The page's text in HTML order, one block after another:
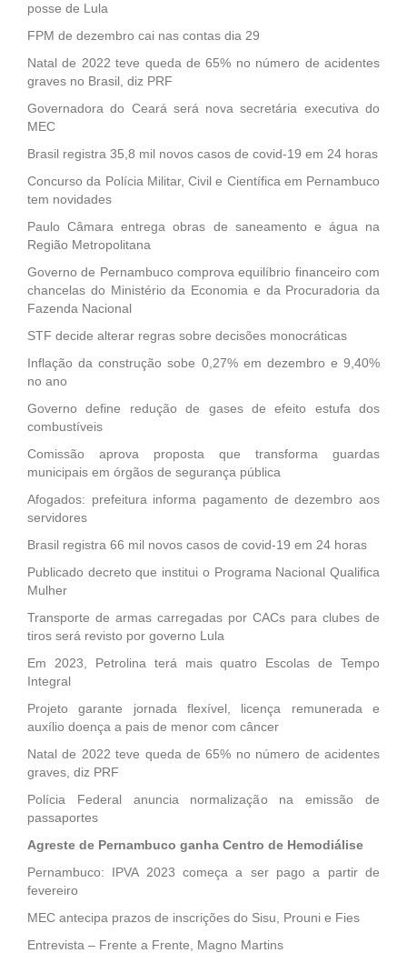
posse de Lula
FPM de dezembro cai nas contas dia 29
Natal de 2022 teve queda de 65% no número de acidentes
graves no Brasil, diz PRF
Governadora do Ceará será nova secretária executiva do
MEC
Brasil registra 35,8 mil novos casos de covid-19 em 24 horas
Concurso da Polícia Militar, Civil e Científica em Pernambuco
tem novidades
Paulo Câmara entrega obras de saneamento e água na
Região Metropolitana
Governo de Pernambuco comprova equilíbrio financeiro com
chancelas do Ministério da Economia e da Procuradoria da
Fazenda Nacional
STF decide alterar regras sobre decisões monocráticas
Inflação da construção sobe 0,27% em dezembro e 9,40%
no ano
Governo define redução de gases de efeito estufa dos
combustíveis
Comissão aprova proposta que transforma guardas
municipais em órgãos de segurança pública
Afogados: prefeitura informa pagamento de dezembro aos
servidores
Brasil registra 66 mil novos casos de covid-19 em 24 horas
Publicado decreto que institui o Programa Nacional Qualifica
Mulher
Transporte de armas carregadas por CACs para clubes de
tiros será revisto por governo Lula
Em 2023, Petrolina terá mais quatro Escolas de Tempo
Integral
Projeto garante jornada flexível, licença remunerada e
auxílio doença a pais de menor com câncer
Natal de 2022 teve queda de 65% no número de acidentes
graves, diz PRF
Polícia Federal anuncia normalização na emissão de
passaportes
Agreste de Pernambuco ganha Centro de Hemodiálise
Pernambuco: IPVA 2023 começa a ser pago a partir de
fevereiro
MEC antecipa prazos de inscrições do Sisu, Prouni e Fies
Entrevista – Frente a Frente, Magno Martins